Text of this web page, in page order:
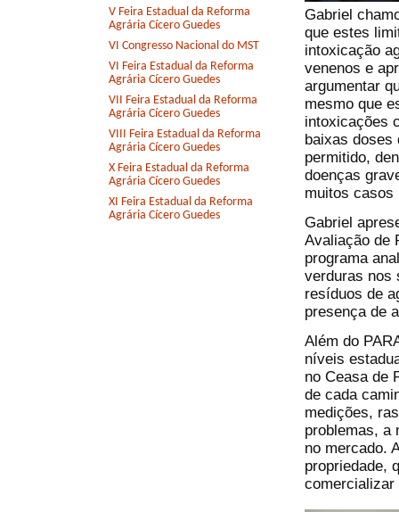
V Feira Estadual da Reforma
Agrária Cícero Guedes
VI Congresso Nacional do MST
VI Feira Estadual da Reforma
Agrária Cícero Guedes
VII Feira Estadual da Reforma
Agrária Cícero Guedes
VIII Feira Estadual da Reforma
Agrária Cícero Guedes
X Feira Estadual da Reforma
Agrária Cícero Guedes
XI Feira Estadual da Reforma
Agrária Cícero Guedes
Gabriel
que estes
intoxicação
venenos e
argumentar
mesmo que
intoxicações
baixas doses
permitido,
doenças
muitos casos
Gabriel
Avaliação de
programa
verduras nos
resíduos de
presença de
Além do
níveis
no Ceasa de
de cada
medições,
problemas, a
no mercado.
propriedade,
comercializar